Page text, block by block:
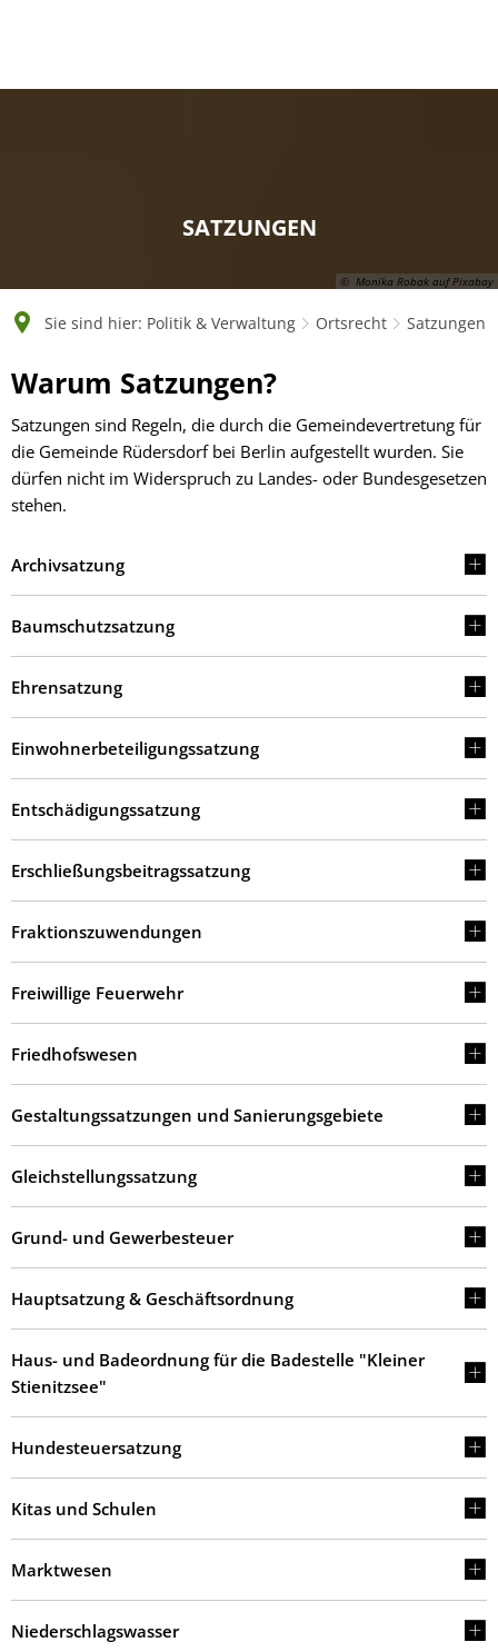
Deutsch
© Monika Robak auf Pixabay
SATZUNGEN
Sie sind hier: Politik & Verwaltung Ortsrecht Satzungen
Satzungen
Warum Satzungen?
Satzungen sind Regeln, die durch die Gemeindevertretung für
die Gemeinde Rüdersdorf bei Berlin aufgestellt wurden. Sie
dürfen nicht im Widerspruch zu Landes- oder Bundesgesetzen
stehen.
Archivsatzung
Baumschutzsatzung
Ehrensatzung
Einwohnerbeteiligungssatzung
Entschädigungssatzung
Erschließungsbeitragssatzung
Fraktionszuwendungen
Freiwillige Feuerwehr
Friedhofswesen
Gestaltungssatzungen und Sanierungsgebiete
Gleichstellungssatzung
Grund- und Gewerbesteuer
Hauptsatzung & Geschäftsordnung
Haus- und Badeordnung für die Badestelle "Kleiner
Stienitzsee"
Hundesteuersatzung
Kitas und Schulen
Marktwesen
Niederschlagswasser